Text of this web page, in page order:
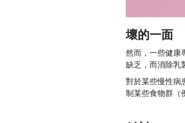
壞的一面
然而，一些健康
缺乏，而消除乳
對於某些慢性病
制某些食物群（